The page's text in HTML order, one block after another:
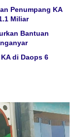
Penumpang KA
Miliar
Bantuan
di Daops 6